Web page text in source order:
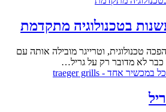
בטכנולוגיה מתקדמת
טכנולוגית, וטרייגר מובילה אותה עם